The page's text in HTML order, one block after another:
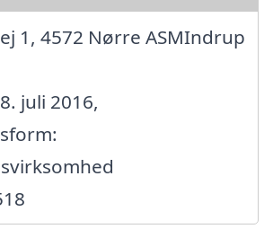
1, 4572 Nørre ASMIndrup
juli 2016,